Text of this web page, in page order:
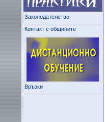
Законодателство
Контакт с общините
Връзки